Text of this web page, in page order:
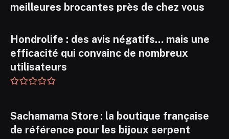
meilleures brocantes près de chez vous
Hondrolife : des avis négatifs… mais une
efficacité qui convainc de nombreux
utilisateurs
Sachamama Store : la boutique française
de référence pour les bijoux serpent